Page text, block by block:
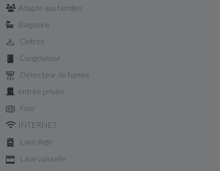
Adapté aux familles
Baignoire
Cintres
Congélateur
Détecteur de fumée
entrée privée
Four
INTERNET
Lave linge
Lave vaisselle